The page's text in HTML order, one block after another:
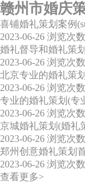
赣州市婚庆
喜铺婚礼策划案例
2023-06-26 浏览次
婚礼督导和婚礼策
2023-06-26 浏览次
北京专业的婚礼策
2023-06-26 浏览次
专业的婚礼策划(专
2023-06-26 浏览次
京城婚礼策划(婚礼
2023-06-26 浏览次
郑州创意婚礼策划
2023-06-26 浏览次
查看更多>